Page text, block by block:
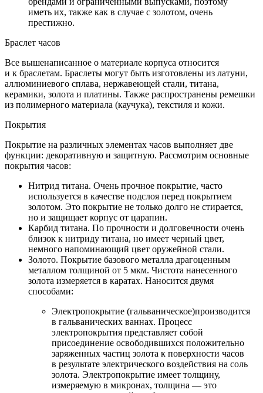
иметь их, также как в случае с золотом, очень
престижно.
Браслет часов
Все вышенаписанное о материале корпуса относится
и к браслетам. Браслеты могут быть изготовлены из латуни,
аллюминиевого сплава, нержавеющей стали, титана,
керамики, золота и платины. Также распространены ремешки
из полимерного материала (каучука), текстиля и кожи.
Покрытия
Покрытие на различных элементах часов выполняет две
функции: декоративную и защитную. Рассмотрим основные
покрытия часов:
Нитрид титана. Очень прочное покрытие, часто
используется в качестве подслоя перед покрытием
золотом. Это покрытие не только долго не стирается,
но и защищает корпус от царапин.
Карбид титана. По прочности и долговечности очень
близок к нитриду титана, но имеет черный цвет,
немного напоминающий цвет оружейной стали.
Золото. Покрытие базового металла драгоценным
металлом толщиной от 5 мкм. Чистота нанесенного
золота измеряется в каратах. Наносится двумя
способами:
Электропокрытие (гальваническое)производится
в гальванических ваннах. Процесс
электропокрытия представляет собой
присоединение освободившихся положительно
заряженных частиц золота к поверхности часов
в результате электрического воздействия на соль
золота. Электропокрытие имеет толщину,
измеряемую в микронах, толщина — это